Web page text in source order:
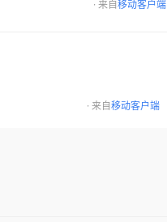
· 来自移动客户端
· 来自移动客户端